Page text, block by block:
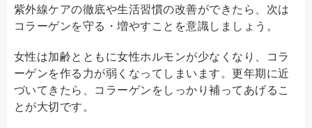
紫外線ケアの徹底や生活習慣の改善ができたら、次は
コラーゲンを守る・増やすことを意識しましょう。
女性は加齢とともに女性ホルモンが少なくなり、コラ
ーゲンを作る力が弱くなってしまいます。更年期に近
づいてきたら、コラーゲンをしっかり補ってあげるこ
とが大切です。